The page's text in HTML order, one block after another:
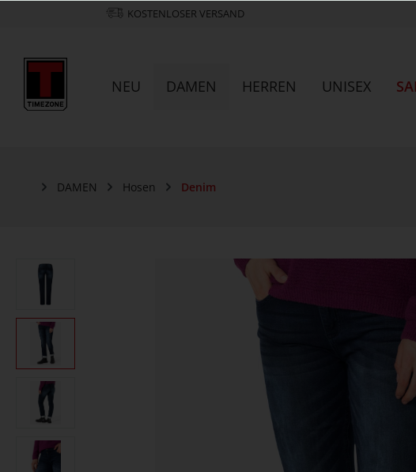
KOSTENLOSER VERSAND
NEU DAMEN HERREN UNISEX
DAMEN Hosen Denim